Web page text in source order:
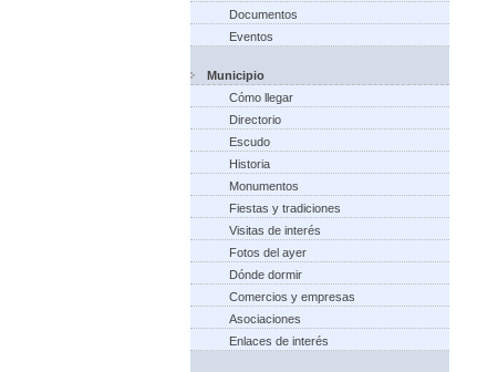
Documentos
Eventos
Municipio
Cómo llegar
Directorio
Escudo
Historia
Monumentos
Fiestas y tradiciones
Visitas de interés
Fotos del ayer
Dónde dormir
Comercios y empresas
Asociaciones
Enlaces de interés